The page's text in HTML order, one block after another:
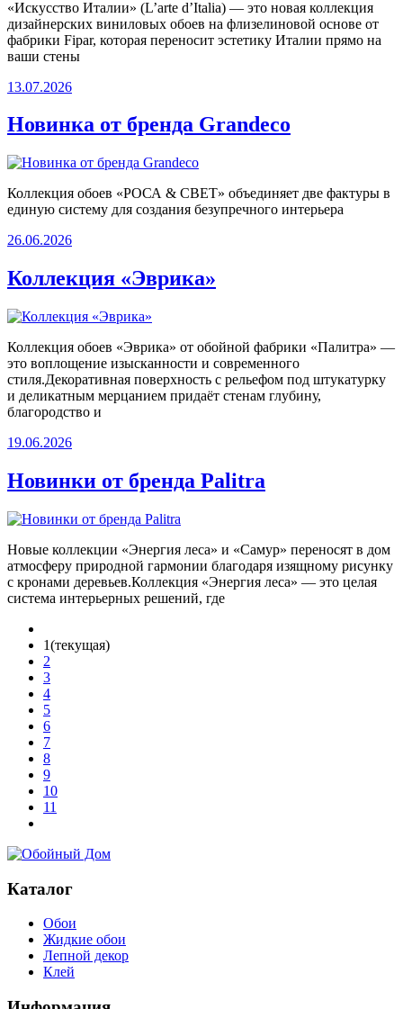
«Искусство Италии» (L’arte d’Italia) — это новая коллекция
дизайнерских виниловых обоев на флизелиновой основе от
фабрики Fipar, которая переносит эстетику Италии прямо на
ваши стены
13.07.2026
Новинка от бренда Grandeco
Коллекция обоев «РОСА & СВЕТ» объединяет две фактуры в
единую систему для создания безупречного интерьера
26.06.2026
Коллекция «Эврика»
Коллекция обоев «Эврика» от обойной фабрики «Палитра» —
это воплощение изысканности и современного
стиля.Декоративная поверхность с рельефом под штукатурку
и деликатным мерцанием придаёт стенам глубину,
благородство и
19.06.2026
Новинки от бренда Palitra
Новые коллекции «Энергия леса» и «Самур» переносят в дом
атмосферу природной гармонии благодаря изящному рисунку
с кронами деревьев.Коллекция «Энергия леса» — это целая
система интерьерных решений, где
1(текущая)
2
3
4
5
6
7
8
9
10
11
Каталог
Обои
Жидкие обои
Лепной декор
Клей